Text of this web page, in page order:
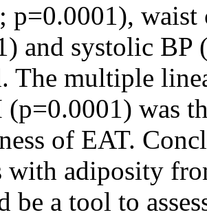
p=0.0001),
and systolic BP
The multiple
was
of EAT.
with adiposity
be a tool to